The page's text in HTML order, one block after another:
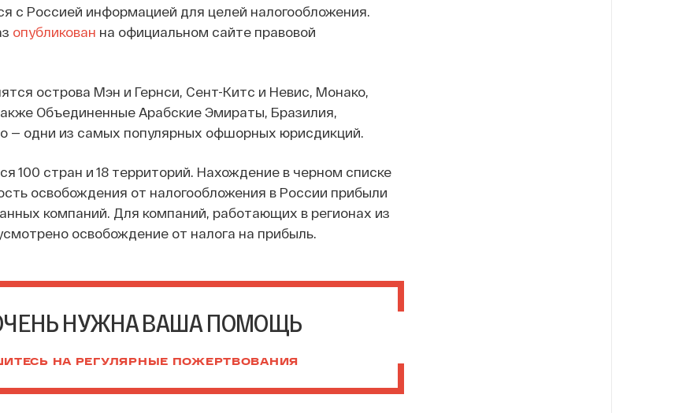
с Россией информацией для целей налогообложения.
опубликован на официальном сайте правовой
острова Мэн и Гернси, Сент-Китс и Невис, Монако,
Объединенные Арабские Эмираты, Бразилия,
— одни из самых популярных офшорных юрисдикций.
100 стран и 18 территорий. Нахождение в черном списке
освобождения от налогообложения в России прибыли
компаний. Для компаний, работающих в регионах из
освобождение от налога на прибыль.
НУЖНА ВАША ПОМОЩЬ
НА РЕГУЛЯРНЫЕ ПОЖЕРТВОВАНИЯ